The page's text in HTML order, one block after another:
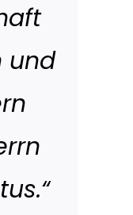
und